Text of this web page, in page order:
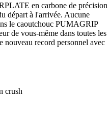
en carbone de précision
départ à l'arrivée. Aucune
le caoutchouc PUMAGRIP
de vous-même dans toutes les
nouveau record personnel avec
crush